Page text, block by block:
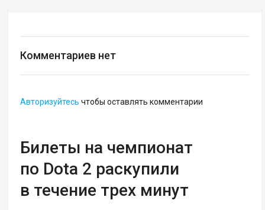
Комментариев нет
Авторизуйтесь чтобы оставлять комментарии
Билеты на чемпионат
по Dota 2 раскупили
в течение трех минут